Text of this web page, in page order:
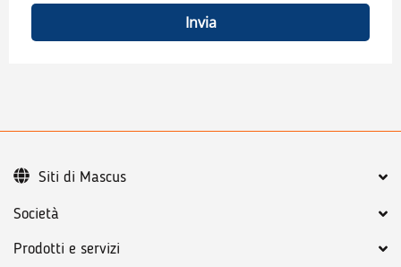
Invia
Società
Prodotti e servizi
Siti di Mascus